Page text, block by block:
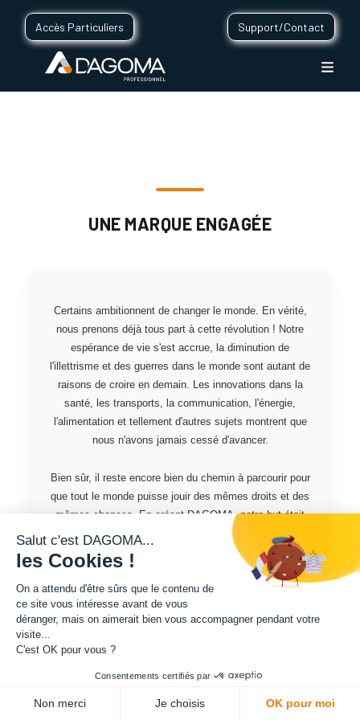
Accès Particuliers Support/Contact
UNE MARQUE ENGAGÉE
Certains ambitionnent de changer le monde. En vérité,
nous prenons déjà tous part à cette révolution ! Notre
espérance de vie s'est accrue, la diminution de
l'illettrisme et des guerres dans le monde sont autant de
raisons de croire en demain. Les innovations dans la
santé, les transports, la communication, l'énergie,
l'alimentation et tellement d'autres sujets montrent que
nous n'avons jamais cessé d'avancer.
Bien sûr, il reste encore bien du chemin à parcourir pour
que tout le monde puisse jouir des mêmes droits et des
mêmes chances. En créant DAGOMA, notre but était
d'apporter notre pierre à l'édifice. Nous sommes
convaincus que nos habitudes de consommation doivent
aussi évoluer pour aller vers un comportement plus
responsable et plus respectueux.
Salut c'est DAGOMA...
les Cookies !
On a attendu d'être sûrs que le contenu de
ce site vous intéresse avant de vous
déranger, mais on aimerait bien vous accompagner pendant votre
visite...
C'est OK pour vous ?
Consentements certifiés par
Non merci Je choisis OK pour moi